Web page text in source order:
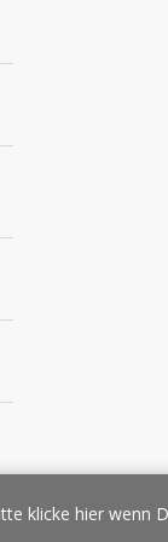
klicke hier